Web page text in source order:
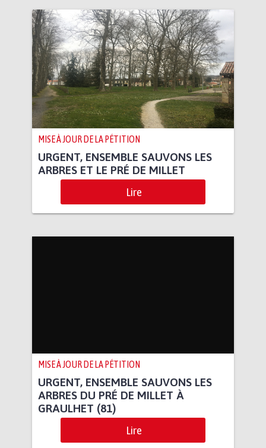
MISE À JOUR DE LA PÉTITION
URGENT, ENSEMBLE SAUVONS LES
ARBRES ET LE PRÉ DE MILLET
Lire
MISE À JOUR DE LA PÉTITION
URGENT, ENSEMBLE SAUVONS LES
ARBRES DU PRÉ DE MILLET À
GRAULHET (81)
Lire